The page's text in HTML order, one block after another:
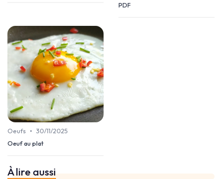
PDF
Oeufs • 30/11/2025
Oeuf au plat
À lire aussi